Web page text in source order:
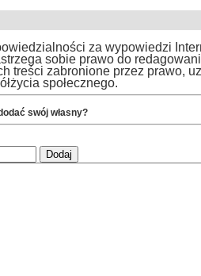
za wypowiedzi
sobie prawo do
treści zabronione przez prawo,
społecznego.
swój własny?